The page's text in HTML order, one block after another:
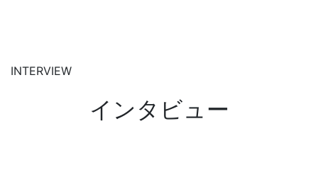
INTERVIEW
インタビュー